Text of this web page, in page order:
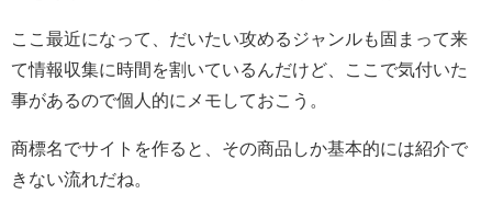
ここ最近になって、だいたい攻めるジャンルも固まって来
て情報収集に時間を割いているんだけど、ここで気付いた
事があるので個人的にメモしておこう。
商標名でサイトを作ると、その商品しか基本的には紹介で
きない流れだね。